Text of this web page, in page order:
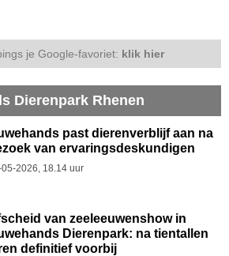
je Google-favoriet: klik hier
Dierenpark Rhenen
past dierenverblijf aan na
van ervaringsdeskundigen
2026, 18.14 uur
van zeeleeuwenshow in
Dierenpark: na tientallen
definitief voorbij